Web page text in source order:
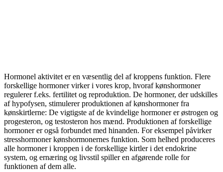
Hormonel aktivitet er en væsentlig del af kroppens funktion. Flere
forskellige hormoner virker i vores krop, hvoraf kønshormoner
regulerer f.eks. fertilitet og reproduktion. De hormoner, der udskilles
af hypofysen, stimulerer produktionen af ​​kønshormoner fra
kønskirtlerne: De vigtigste af de kvindelige hormoner er østrogen og
progesteron, og testosteron hos mænd. Produktionen af ​​forskellige
hormoner er også forbundet med hinanden. For eksempel påvirker
stresshormoner kønshormonernes funktion. Som helhed produceres
alle hormoner i kroppen i de forskellige kirtler i det endokrine
system, og ernæring og livsstil spiller en afgørende rolle for
funktionen af ​​dem alle.